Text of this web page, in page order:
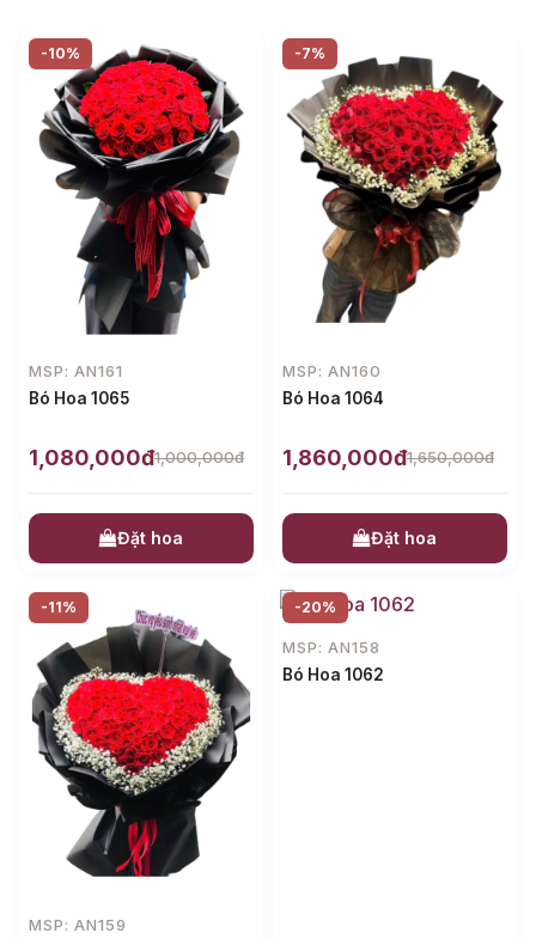
-10%
MSP: AN161
Bó Hoa 1065
1,080,000đ1,000,000đ
Đặt hoa
-7%
MSP: AN160
Bó Hoa 1064
1,860,000đ1,650,000đ
Đặt hoa
-11%
MSP: AN159
-20%
MSP: AN158
Bó Hoa 1062